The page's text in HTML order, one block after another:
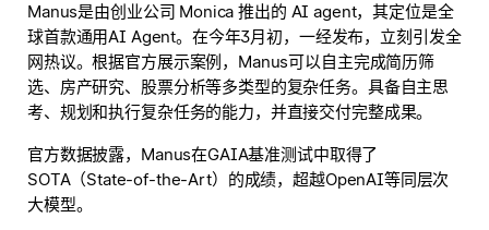
Manus是由创业公司 Monica 推出的 AI agent，其定位是全
球首款通用AI Agent。在今年3月初，一经发布，立刻引发全
网热议。根据官方展示案例，Manus可以自主完成简历筛
选、房产研究、股票分析等多类型的复杂任务。具备自主思
考、规划和执行复杂任务的能力，并直接交付完整成果。
官方数据披露，Manus在GAIA基准测试中取得了
SOTA（State-of-the-Art）的成绩，超越OpenAI等同层次
大模型。